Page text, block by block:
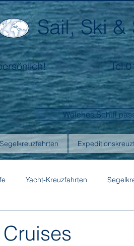
Sail, Ski &
Welches Schiff
Segelkreuzfahrten
Yacht-Kreuzfahrten